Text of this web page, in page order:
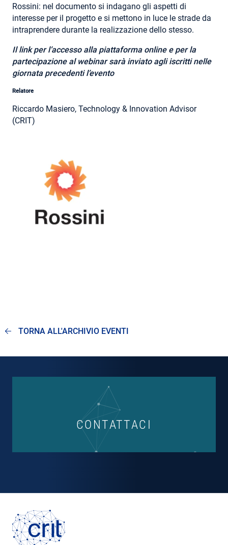
Rossini: nel documento si indagano gli aspetti di
interesse per il progetto e si mettono in luce le strade da
intraprendere durante la realizzazione dello stesso.
Il link per l’accesso alla piattaforma online e per la
partecipazione al webinar sarà inviato agli iscritti nelle
giornata precedenti l’evento
Relatore
Riccardo Masiero, Technology & Innovation Advisor
(CRIT)
TORNA ALL'ARCHIVIO EVENTI
CONTATTACI